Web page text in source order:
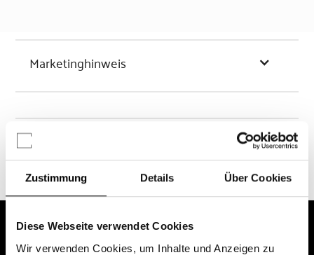
Zustimmung Details Über Cookies
Diese Webseite verwendet Cookies
Wir verwenden Cookies, um Inhalte und Anzeigen zu
Marketinghinweis
Chancen & Risiken